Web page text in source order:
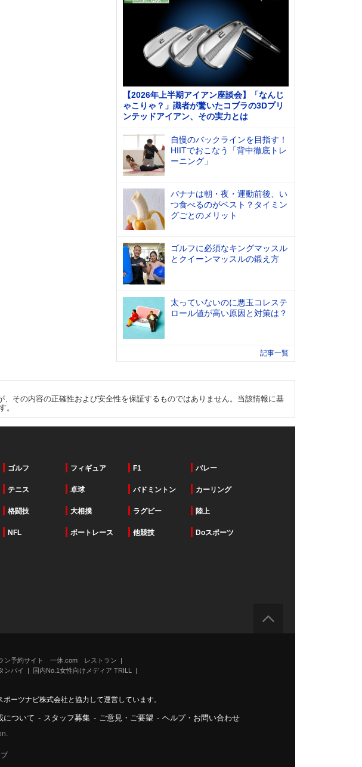
【2026年上半期アイアン座談会】「なんじ
ゃこりゃ？」識者が驚いたコブラの3Dプリ
ンテッドアイアン、その実力とは
自慢のバックラインを目指す！
HIITでおこなう「背中徹底トレ
ーニング」
バナナは朝・夜・運動前後、い
つ食べるのがベスト？タイミン
グごとのメリット
ゴルフに必須なキングマッスル
とクイーンマッスルの鍛え方
太っていないのに悪玉コレステ
ロール値が高い原因と対策は？
記事一覧
その内容の正確性および安全性を保証するものではありません。当該情報に基
。
ゴルフ フィギュア F1 バレー
テニス 卓球 バドミントン カーリング
格闘技 大相撲 ラグビー 陸上
NFL ボートレース 他競技 Doスポーツ
ン予約サイト 一休.com レストラン
ンバイ
国内No.1女性向けメディア TRILL
ーツナビ株式会社と協力して運営しています。
について - スタッフ募集 - ご意見・ご要望 - ヘルプ・お問い合わせ